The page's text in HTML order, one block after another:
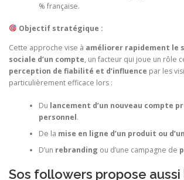
% française.
Objectif stratégique :
Cette approche vise à améliorer rapidement le
sociale d’un compte, un facteur qui joue un rôle
perception de fiabilité et d’influence par les
particulièrement efficace lors :
Du lancement d’un nouveau compte
personnel.
De la mise en ligne d’un produit ou
D’un rebranding ou d’une campagne de
Sos followers propose aussi